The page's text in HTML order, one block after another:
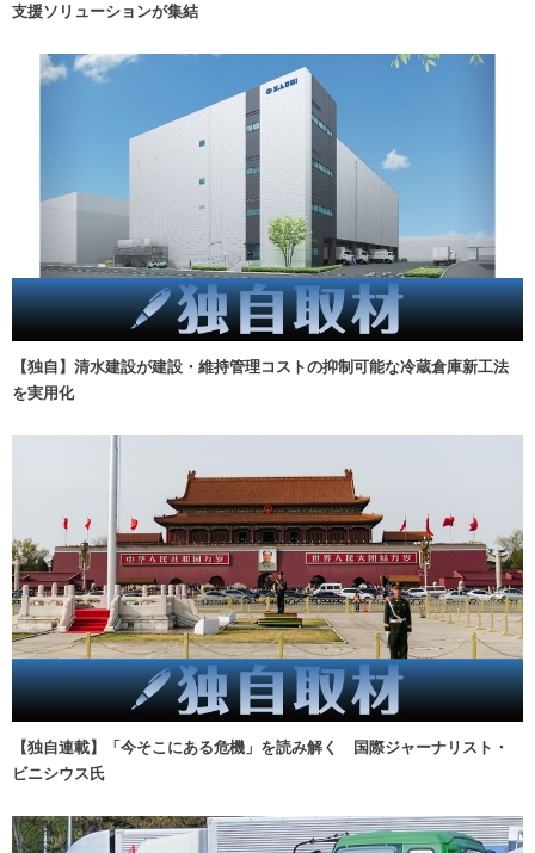
支援ソリューションが集結
【独自】清水建設が建設・維持管理コストの抑制可能な冷蔵倉庫新工法
を実用化
【独自連載】「今そこにある危機」を読み解く 国際ジャーナリスト・
ビニシウス氏